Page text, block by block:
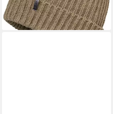
lieferbar - in 4-5 Werktagen bei dir